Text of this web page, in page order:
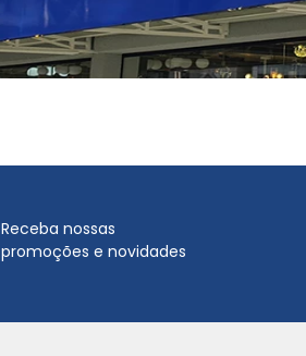
Receba nossas
promoções e novidades